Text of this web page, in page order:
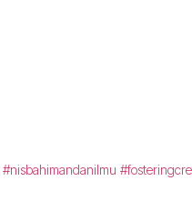
#nisbahimandanilmu